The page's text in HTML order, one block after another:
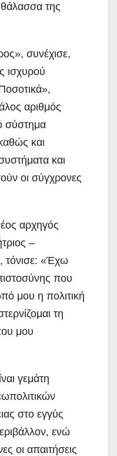
θάλασσα της
συνέχισε,
ισχυρού
αριθμός
σύστημα
και
και
οι σύγχρονες
αρχηγός
–
τόνισε: «Έχω
που
μου η πολιτική
τη
μου
γεμάτη
στο εγγύς
ενώ
οι απαιτήσεις